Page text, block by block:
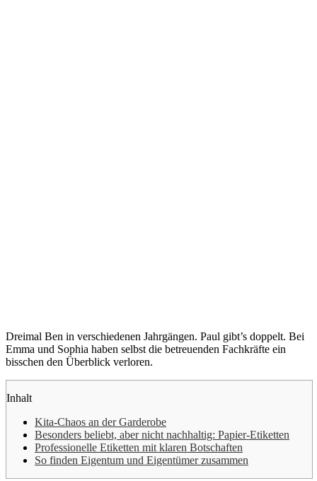
Dreimal Ben in verschiedenen Jahrgängen. Paul gibt’s doppelt. Bei
Emma und Sophia haben selbst die betreuenden Fachkräfte ein
bisschen den Überblick verloren.
Inhalt
Kita-Chaos an der Garderobe
Besonders beliebt, aber nicht nachhaltig: Papier-Etiketten
Professionelle Etiketten mit klaren Botschaften
So finden Eigentum und Eigentümer zusammen